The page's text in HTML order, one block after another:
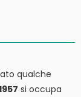
qualche
si occupa